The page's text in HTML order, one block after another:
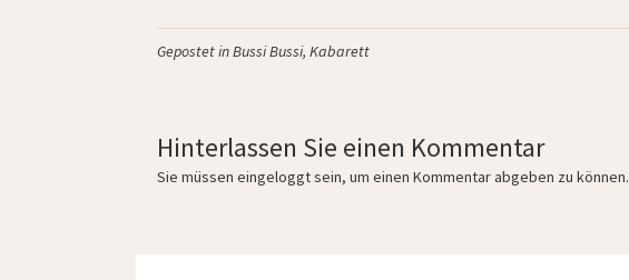
Gepostet inBussi Bussi, Kabarett
Hinterlassen Sie einen Kommentar
Sie müssen eingeloggtsein, um einen Kommentar abgeben zu können.